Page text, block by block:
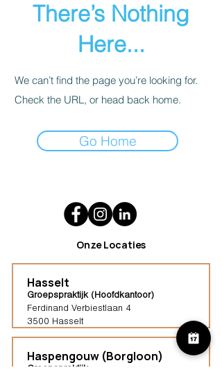
There’s Nothing
Here...
We can’t find the page you’re looking for.
Check the URL, or head back home.
Go Home
Onze Locaties
Hasselt
Groepspraktijk (Hoofdkantoor)
Ferdinand Verbiestlaan 4
3500 Hasselt
Haspengouw (Borgloon)